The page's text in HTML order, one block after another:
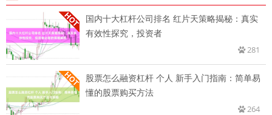
国内十大杠杆公司排名 红片天策略揭秘：真实
有效性探究，投资者
281
股票怎么融资杠杆 个人 新手入门指南：简单易
懂的股票购买方法
264